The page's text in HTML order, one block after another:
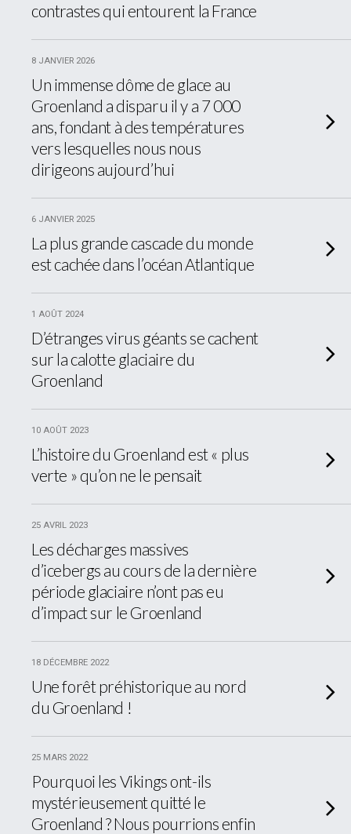
contrastes qui entourent la France
8 JANVIER 2026
Un immense dôme de glace au
Groenland a disparu il y a 7 000
ans, fondant à des températures
vers lesquelles nous nous
dirigeons aujourd’hui
6 JANVIER 2025
La plus grande cascade du monde
est cachée dans l’océan Atlantique
1 AOÛT 2024
D’étranges virus géants se cachent
sur la calotte glaciaire du
Groenland
10 AOÛT 2023
L’histoire du Groenland est « plus
verte » qu’on ne le pensait
25 AVRIL 2023
Les décharges massives
d’icebergs au cours de la dernière
période glaciaire n’ont pas eu
d’impact sur le Groenland
18 DÉCEMBRE 2022
Une forêt préhistorique au nord
du Groenland !
25 MARS 2022
Pourquoi les Vikings ont-ils
mystérieusement quitté le
Groenland ? Nous pourrions enfin